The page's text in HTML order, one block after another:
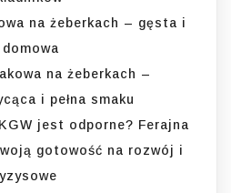
na żeberkach – gęsta i
na żeberkach –
i pełna smaku
jest odporne? Ferajna
gotowość na rozwój i